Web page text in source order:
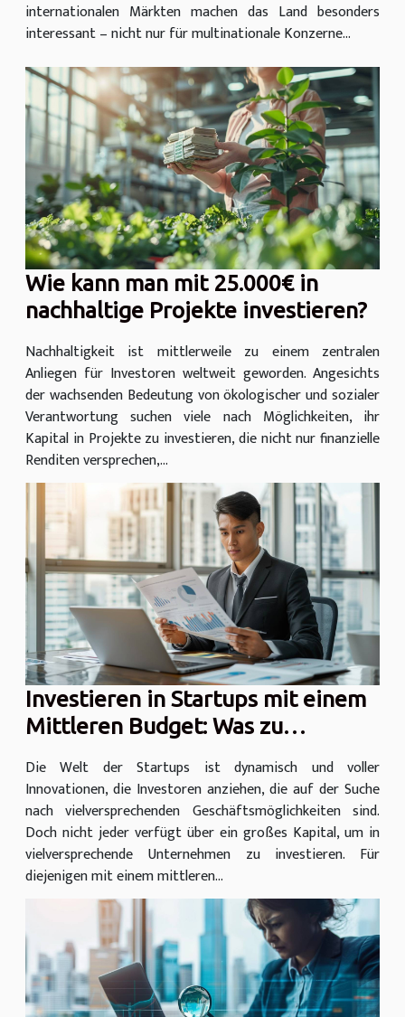
internationalen Märkten machen das Land besonders
interessant – nicht nur für multinationale Konzerne...
Wie kann man mit 25.000€ in
nachhaltige Projekte investieren?
Nachhaltigkeit ist mittlerweile zu einem zentralen
Anliegen für Investoren weltweit geworden. Angesichts
der wachsenden Bedeutung von ökologischer und sozialer
Verantwortung suchen viele nach Möglichkeiten, ihr
Kapital in Projekte zu investieren, die nicht nur finanzielle
Renditen versprechen,...
Investieren in Startups mit einem
Mittleren Budget: Was zu
Die Welt der Startups ist dynamisch und voller
Innovationen, die Investoren anziehen, die auf der Suche
nach vielversprechenden Geschäftsmöglichkeiten sind.
Doch nicht jeder verfügt über ein großes Kapital, um in
vielversprechende Unternehmen zu investieren. Für
diejenigen mit einem mittleren...